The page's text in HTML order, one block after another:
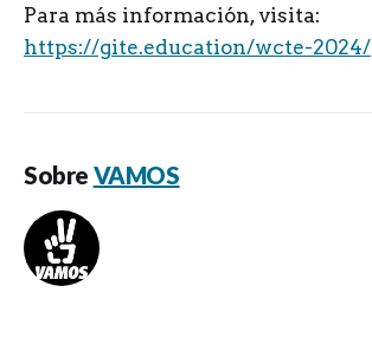
Para más información, visita:
https://gite.education/wcte-2024/
Sobre VAMOS